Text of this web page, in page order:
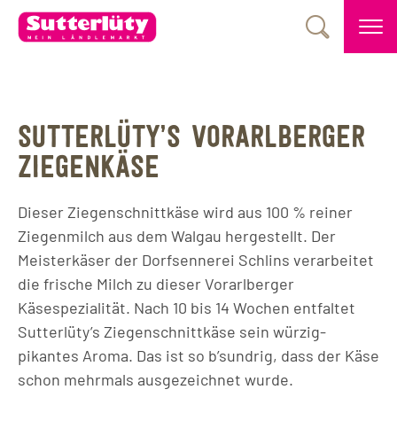
SUTTERLÜTY’S VORARLBERGER
ZIEGENKÄSE
Dieser Ziegenschnittkäse wird aus 100 % reiner
Ziegenmilch aus dem Walgau hergestellt. Der
Meisterkäser der Dorfsennerei Schlins verarbeitet
die frische Milch zu dieser Vorarlberger
Käsespezialität. Nach 10 bis 14 Wochen entfaltet
Sutterlüty’s Ziegenschnittkäse sein würzig-
pikantes Aroma. Das ist so b’sundrig, dass der Käse
schon mehrmals ausgezeichnet wurde.